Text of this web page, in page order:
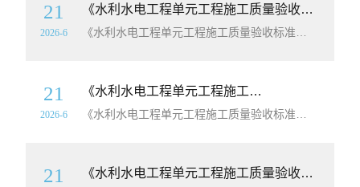
21
2026-6
《水利水电工程单元工程施工质量验收标准第2部分：混凝土工程》（SL/T631.2-2025）【全文附高清
21
2026-6
《水利水电工程单元工程施工质量验收标准第3部分：地基处理与基础工程》（SL/T631.3-2025）【全文附高清
21 《水利水电工程单元工程施工质量验收标准第4部分：堤防与河道整治工程》（SL/T631.4-2025）【全文附高清